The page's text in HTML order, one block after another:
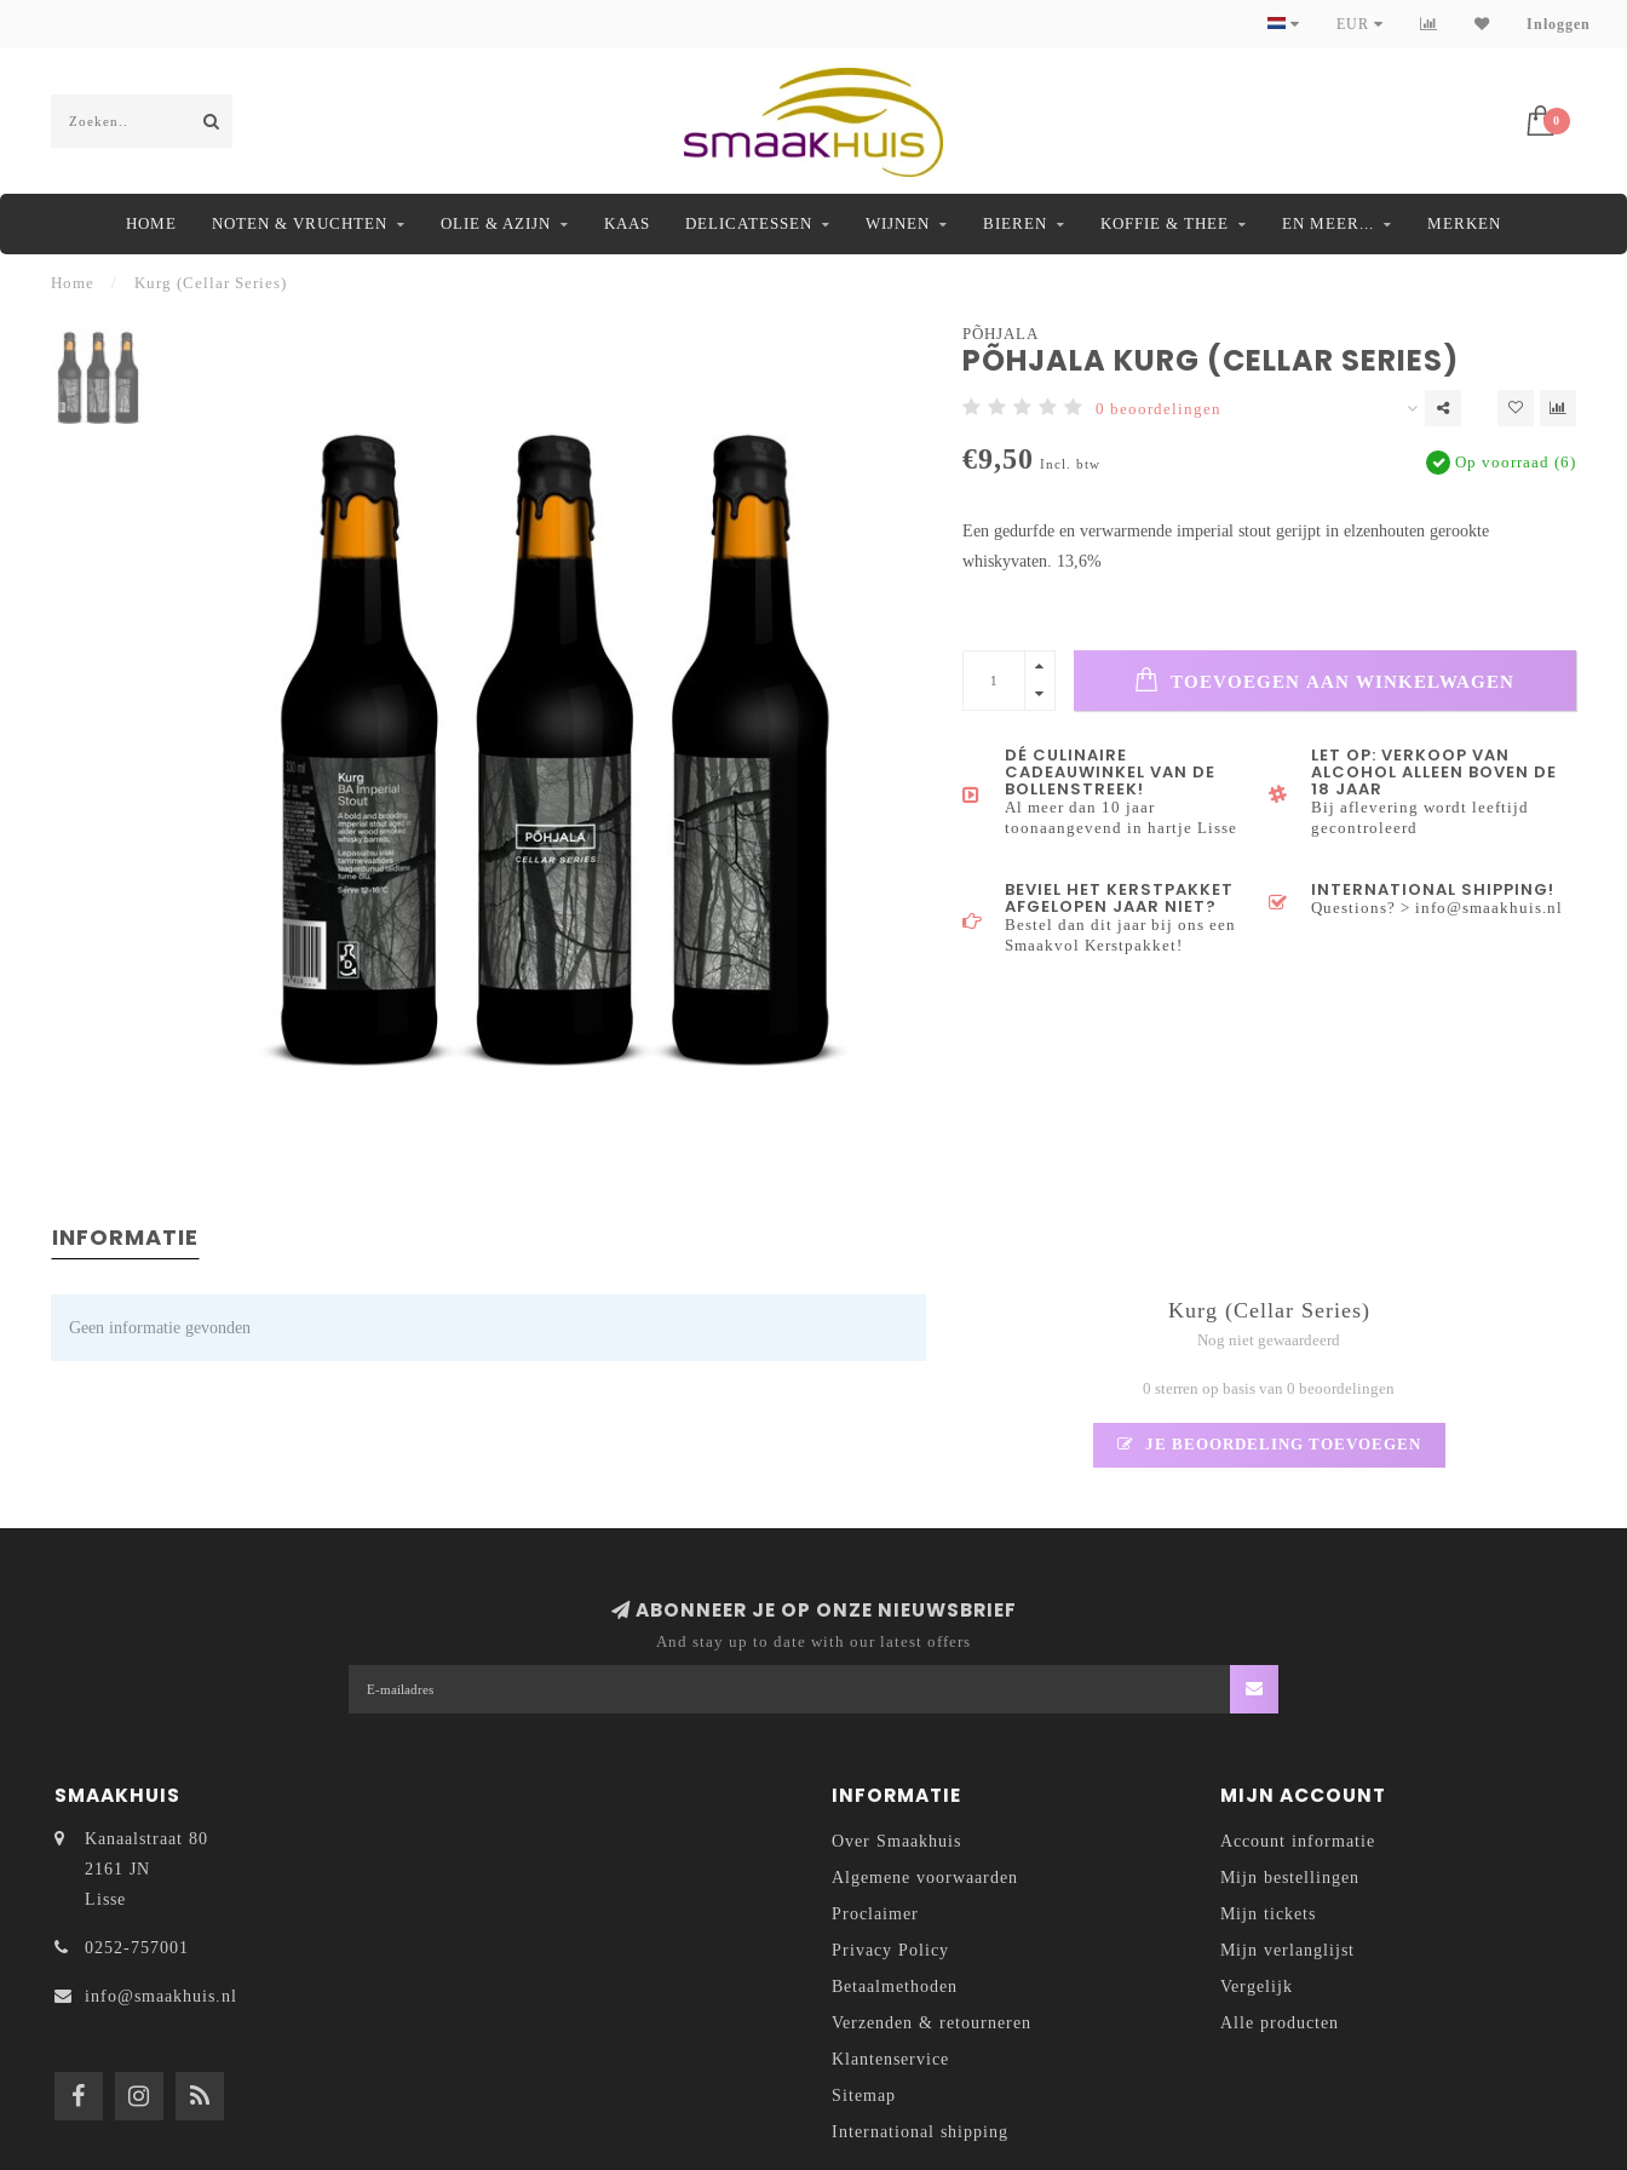
EUR Inloggen
0
HOME NOTEN & VRUCHTEN OLIE & AZIJN KAAS DELICATESSEN WIJNEN BIEREN KOFFIE & THEE EN MEER... MERKEN
Home Kurg (Cellar Series)
PÕHJALA
PÕHJALA KURG (CELLAR SERIES)
0 beoordelingen
€9,50 Incl. btw Op voorraad (6)
Een gedurfde en verwarmende imperial stout gerijpt in elzenhouten gerookte
whiskyvaten. 13,6%
TOEVOEGEN AAN WINKELWAGEN
DÉ CULINAIRE
CADEAUWINKEL VAN DE
BOLLENSTREEK!
Al meer dan 10 jaar
toonaangevend in hartje Lisse
LET OP: VERKOOP VAN
ALCOHOL ALLEEN BOVEN DE
18 JAAR
Bij aflevering wordt leeftijd
gecontroleerd
BEVIEL HET KERSTPAKKET
AFGELOPEN JAAR NIET?
Bestel dan dit jaar bij ons een
Smaakvol Kerstpakket!
INTERNATIONAL SHIPPING!
Questions? >info@smaakhuis.nl
INFORMATIE
Geen informatie gevonden
Kurg (Cellar Series)
Nog niet gewaardeerd
0 sterren op basis van 0 beoordelingen
JE BEOORDELING TOEVOEGEN
ABONNEER JE OP ONZE NIEUWSBRIEF
And stay up to date with our latest offers
SMAAKHUIS
Kanaalstraat 80
2161 JN
Lisse
0252-757001
info@smaakhuis.nl
INFORMATIE
Over Smaakhuis
Algemene voorwaarden
Proclaimer
Privacy Policy
Betaalmethoden
Verzenden & retourneren
Klantenservice
Sitemap
International shipping
MIJN ACCOUNT
Account informatie
Mijn bestellingen
Mijn tickets
Mijn verlanglijst
Vergelijk
Alle producten